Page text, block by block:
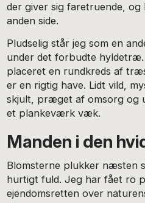
der giver sig faretruende,
anden side.
Pludselig står jeg som en
under det forbudte
placeret en rundkreds af
er en rigtig have. Lidt vild,
skjult, præget af omsorg og
et plankeværk væk.
Manden i den
Blomsterne plukker næsten
hurtigt fuld. Jeg har fået ro
ejendomsretten over